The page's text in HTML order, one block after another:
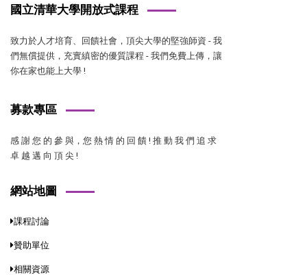
國立清華大學開放式課程
致力於人才培育、回饋社會，頂尖大學的堅強師資 - 我
們無償提供，充實縝密的優質課程 - 我們免費上傳，讓
你在家也能上大學 !
募款專區
感 謝 您 的 參 與，您 熱 情 的 回 饋 ! 推 動 我 們 追 求
卓 越 邁 向 頂 尖 !
網站地圖
課程討論
贊助單位
相關資源